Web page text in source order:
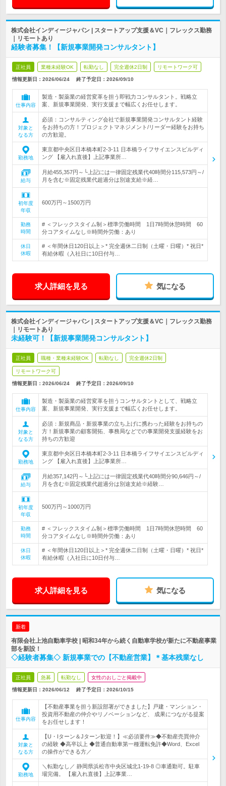
株式会社インディージャパン | スタートアップ支援＆VC｜フレックス勤務
｜リモートあり
経験者募集！【新規事業開発コンサルタント】
正社員 業種未経験OK 転勤なし 完全週休2日制 リモートワーク可
情報更新日：2026/06/24 終了予定日： 2026/09/10
仕事内容
製造・製薬業の経営変革を担う即戦力コンサルタント。戦略立
案、新規事業開発、実行支援まで幅広くお任せします。
対象と
なる方
必須：コンサルティング会社で新規事業開発コンサルタント経験
をお持ちの方！プロジェクトマネジメント/リーダー経験をお持ち
の方歓迎。
勤務地
東京都中央区日本橋本町2-3-11 日本橋ライフサイエンスビルディ
ング 【雇入れ直後】上記事業所…
給与
月給455,357円～└上記には一律固定残業代40時間分115,573円～/
月を含む※固定残業代超過分は別途支給※経…
初年度
年収
600万円～1500万円
勤務
時間
# ＜フレックスタイム制＞標準労働時間 1日7時間休憩時間 60
分コアタイムなし※時間外労働：あり
休日
休暇
# ＜年間休日120日以上＞* 完全週休二日制（土曜・日曜）* 祝日*
有給休暇（入社日に10日付与…
求人詳細を見る 気になる
株式会社インディージャパン | スタートアップ支援＆VC｜フレックス勤務
｜リモートあり
未経験可！【新規事業開発コンサルタント】
正社員 職種・業種未経験OK 転勤なし 完全週休2日制
リモートワーク可
情報更新日：2026/06/24 終了予定日： 2026/09/10
仕事内容
製造・製薬業の経営変革を担うコンサルタントとして、戦略立
案、新規事業開発、実行支援まで幅広くお任せします。
対象と
なる方
必須：新規商品・新規事業の立ち上げに携わった経験をお持ちの
方！新規事業の顧客開拓、事務局などでの事業開発支援経験をお
持ちの方歓迎
勤務地
東京都中央区日本橋本町2-3-11 日本橋ライフサイエンスビルディ
ング 【雇入れ直後】上記事業所…
給与
月給357,142円～└上記には一律固定残業代40時間分90,646円～/
月を含む※固定残業代超過分は別途支給※経験…
初年度
年収
500万円～1000万円
勤務
時間
# ＜フレックスタイム制＞標準労働時間 1日7時間休憩時間 60
分コアタイムなし※時間外労働：あり
休日
休暇
# ＜年間休日120日以上＞* 完全週休二日制（土曜・日曜）* 祝日*
有給休暇（入社日に10日付与…
求人詳細を見る 気になる
新着
有限会社上池自動車学校 | 昭和34年から続く自動車学校が新たに不動産事業
部を新設！
◇経験者募集◇ 新規事業での【不動産営業】＊基本残業なし
正社員 急募 転勤なし 女性のおしごと掲載中
情報更新日：2026/06/12 終了予定日： 2026/10/15
仕事内容
【不動産事業を担う新設部署ができました】戸建・マンション・
投資用不動産の仲介やリノベーションなど、 成果につながる提案
をお任せします！
対象と
なる方
【U・Iターン＆Jターン歓迎！】≪必須要件≫◆不動産売買仲介
の経験 ◆高卒以上 ◆普通自動車第一種運転免許◆Word、Excel
の操作ができる方／
勤務地
＼転勤なし／ 静岡県浜松市中央区城北1-19-8 ◎車通勤可。駐車
場完備。 【雇入れ直後】上記事業…